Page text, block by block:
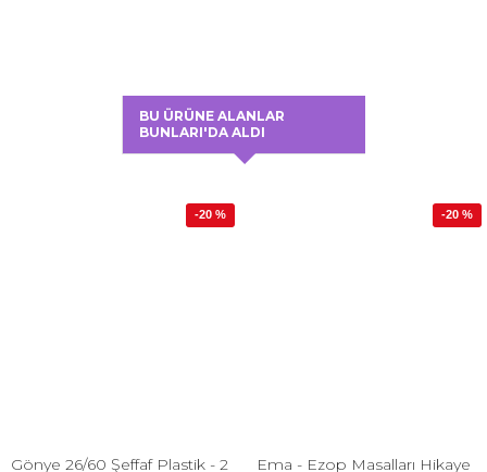
BU ÜRÜNE ALANLAR
BUNLARI'DA ALDI
-20 %
Gönye 26/60 Şeffaf Plastik - 2
-20 %
Ema - Ezop Masalları Hikaye